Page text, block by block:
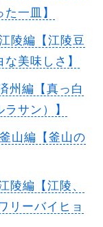
一皿】
陵編【江陵豆
美味しさ】
州編【真っ白
サン）】
山編【釜山の
陵編【江陵、
リーバイヒョ